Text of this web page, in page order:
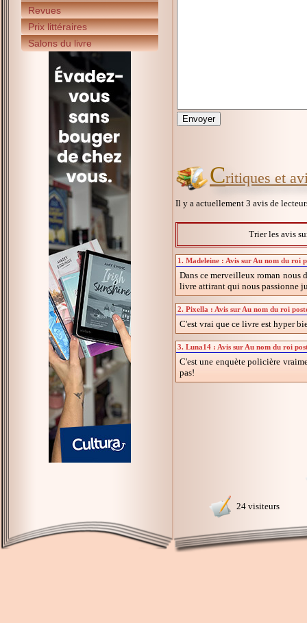
Revues
Prix littéraires
Salons du livre
Critiques et
Il y a actuellement 3 avis de
Trier les avis
1. Madeleine : Avis sur Au nom du roi
Dans ce merveilleux roman nous
livre attirant qui nous passionne
2. Pixella : Avis sur Au nom du roi
C'est vrai que ce livre est hyper
3. Luna14 : Avis sur Au nom du roi
C'est une enquète policière
pas!
24 visiteurs